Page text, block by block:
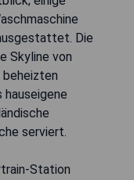
Die
Skyline von
beheizten
hauseigene
serviert.
Station